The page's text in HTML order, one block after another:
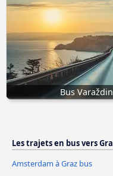
Bus
Les trajets en bus vers
Amsterdam à Graz bus